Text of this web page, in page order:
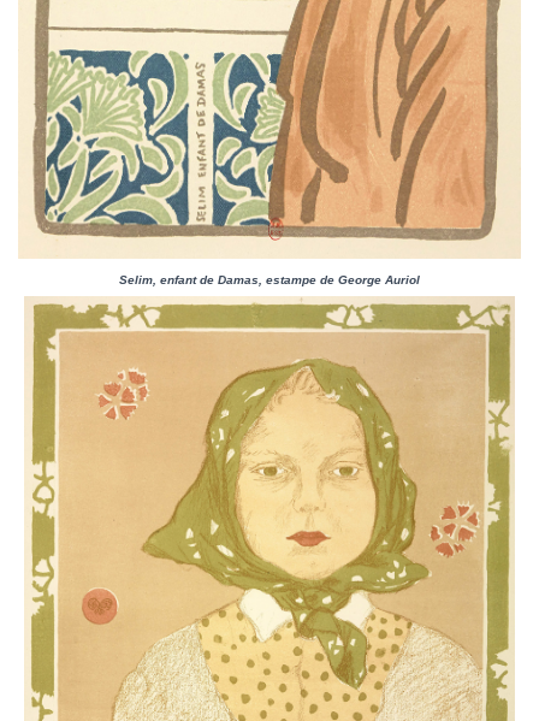
Selim, enfant de Damas, estampe de George Auriol